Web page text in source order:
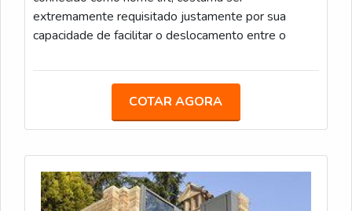
extremamente requisitado justamente por sua
capacidade de facilitar o deslocamento entre o
COTAR AGORA